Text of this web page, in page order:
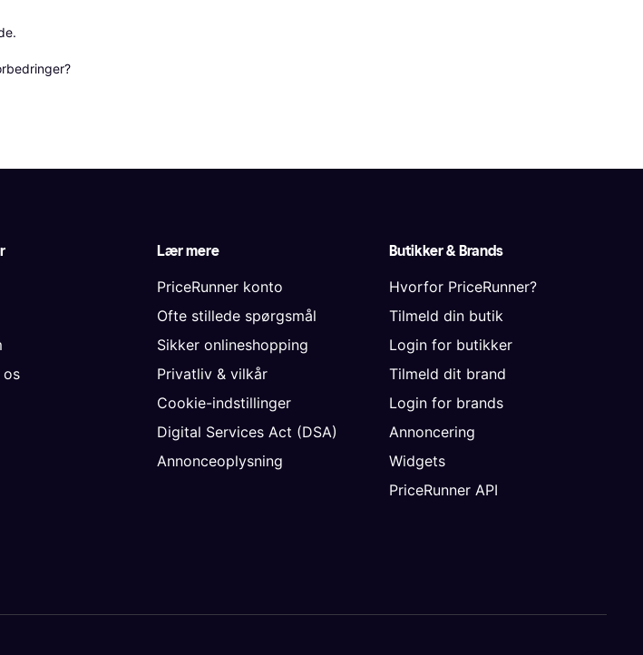
os
Lær mere
PriceRunner konto
Ofte stillede spørgsmål
Sikker onlineshopping
Privatliv & vilkår
Cookie-indstillinger
Digital Services Act (DSA)
Annonceoplysning
Butikker & Brands
Hvorfor PriceRunner?
Tilmeld din butik
Login for butikker
Tilmeld dit brand
Login for brands
Annoncering
Widgets
PriceRunner API